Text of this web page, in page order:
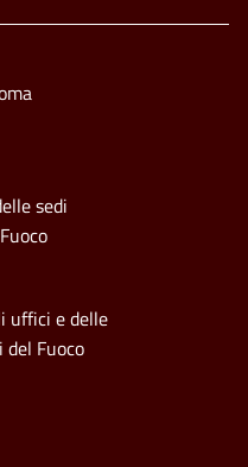
sedi
uffici e delle
del Fuoco